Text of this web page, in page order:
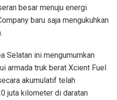
besar menuju energi
baru saja mengukuhkan
Selatan ini mengumumkan
armada truk berat Xcient Fuel
akumulatif telah
juta kilometer di daratan